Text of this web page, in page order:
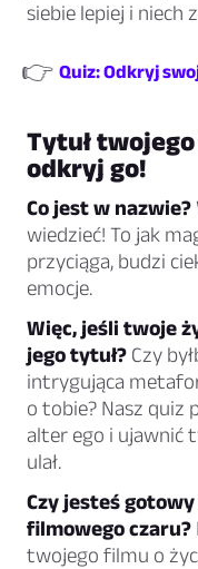
siebie lepiej i niech
👉 Quiz: Odkryj
Tytuł
odkryj go!
Co jest w nazwie?
wiedzieć! To jak
przyciąga, budzi
emocje.
Więc, jeśli twoje
jego tytuł? Czy
intrygująca
o tobie? Nasz quiz
alter ego i ujawnić
ulał.
Czy jesteś
filmowego czaru?
twojego filmu o